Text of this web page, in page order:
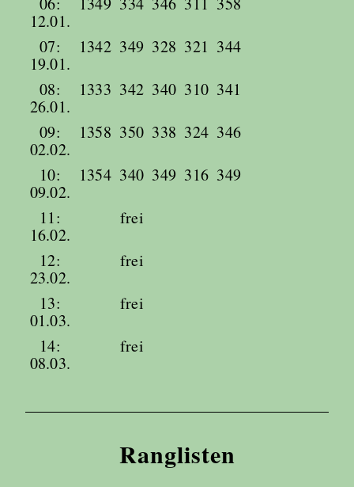
12.01.
07:
19.01.
1342 349 328 321 344
08:
26.01.
1333 342 340 310 341
09:
02.02.
1358 350 338 324 346
10:
09.02.
1354 340 349 316 349
11:
16.02.
frei
12:
23.02.
frei
13:
01.03.
frei
14:
08.03.
frei
Ranglisten